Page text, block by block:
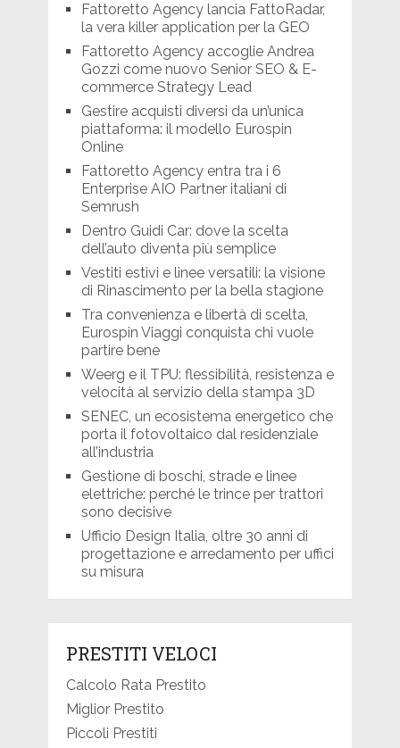
Fattoretto Agency lancia FattoRadar,
la vera killer application per la GEO
Fattoretto Agency accoglie Andrea
Gozzi come nuovo Senior SEO & E-
commerce Strategy Lead
Gestire acquisti diversi da un’unica
piattaforma: il modello Eurospin
Online
Fattoretto Agency entra tra i 6
Enterprise AIO Partner italiani di
Semrush
Dentro Guidi Car: dove la scelta
dell’auto diventa più semplice
Vestiti estivi e linee versatili: la visione
di Rinascimento per la bella stagione
Tra convenienza e libertà di scelta,
Eurospin Viaggi conquista chi vuole
partire bene
Weerg e il TPU: flessibilità, resistenza e
velocità al servizio della stampa 3D
SENEC, un ecosistema energetico che
porta il fotovoltaico dal residenziale
all’industria
Gestione di boschi, strade e linee
elettriche: perché le trince per trattori
sono decisive
Ufficio Design Italia, oltre 30 anni di
progettazione e arredamento per uffici
su misura
PRESTITI VELOCI
Calcolo Rata Prestito
Miglior Prestito
Piccoli Prestiti